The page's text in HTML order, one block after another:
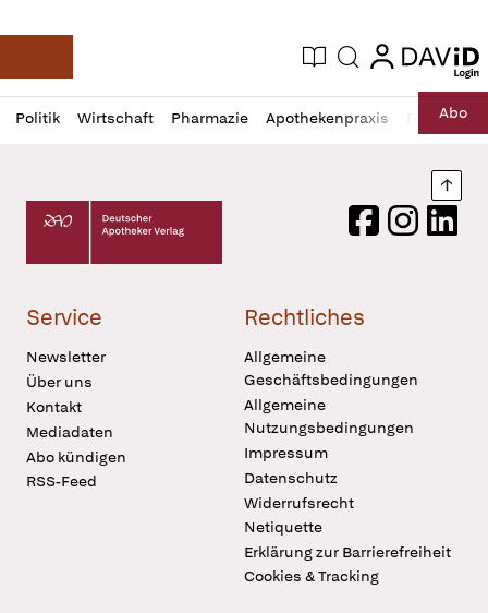
Deutsche Apotheker Zeitung
Aktuelle Ausgabe
Suche login
login
Politik Wirtschaft Pharmazie Apothekenpraxis RechtAbo
Profil
öffnen
Daz
Pur
Deutscher Apotheker Verlag Logo
FacebookInstagram
Service
Newsletter
Über uns
Kontakt
Mediadaten
Abo kündigen
RSS-Feed
Rechtliches
Allgemeine
Geschäftsbedingungen
Allgemeine
Nutzungsbedingungen
Impressum
Datenschutz
Widerrufsrecht
Netiquette
Erklärung zur Barrierefreiheit
Cookies & Tracking